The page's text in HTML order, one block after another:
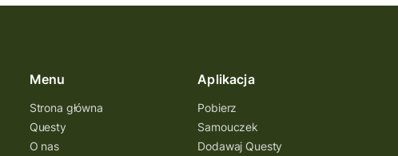
Menu
Strona główna
Questy
O nas
Aplikacja
Pobierz
Samouczek
Dodawaj Questy